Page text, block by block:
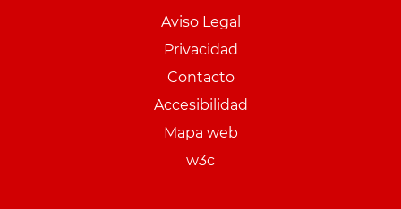
Aviso Legal
Privacidad
Contacto
Accesibilidad
Mapa web
w3c